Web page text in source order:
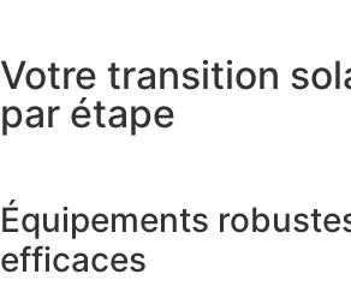
Votre transition
par étape
Équipements
efficaces